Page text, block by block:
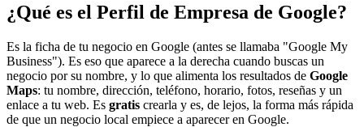
¿Qué es el Perfil de Empresa de Google?
Es la ficha de tu negocio en Google (antes se llamaba "Google My
Business"). Es eso que aparece a la derecha cuando buscas un
negocio por su nombre, y lo que alimenta los resultados de Google
Maps: tu nombre, dirección, teléfono, horario, fotos, reseñas y un
enlace a tu web. Es gratis crearla y es, de lejos, la forma más rápida
de que un negocio local empiece a aparecer en Google.